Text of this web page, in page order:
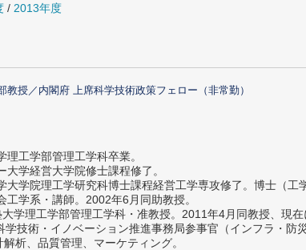
/ 2013年度
教授／内閣府 上席科学技術政策フェロー（非常勤）
工学部管理工学科卒業。
学経営大学院修士課程修了。
大学院理工学研究科博士課程経営工学専攻修了。博士（工
工学系・講師。2002年6月同助教授。
学理工学部管理工学科・准教授。2011年4月同教授、現在
技術・イノベーション推進事務局参事官（インフラ・防
析、品質管理、マーケティング。